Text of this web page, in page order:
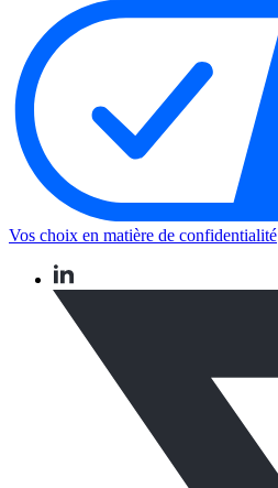
Vos choix en matière de confidentialité